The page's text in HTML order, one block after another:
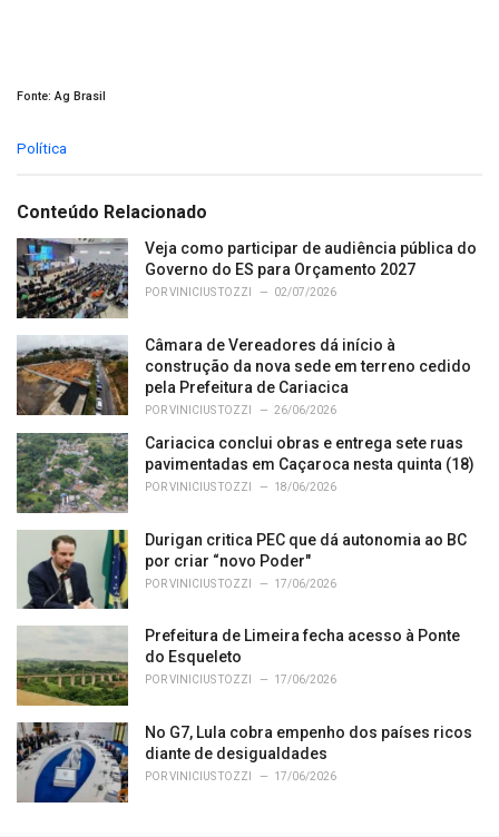
Fonte: Ag Brasil
C
e
o
r
i
e
:
Política
Conteúdo Relacionado
Veja como participar de audiência pública do
Governo do ES para Orçamento 2027
PORVINICIUS TOZZI 02/07/2026
Câmara de Vereadores dá início à
construção da nova sede em terreno cedido
pela Prefeitura de Cariacica
PORVINICIUS TOZZI 26/06/2026
Cariacica conclui obras e entrega sete ruas
pavimentadas em Caçaroca nesta quinta (18)
PORVINICIUS TOZZI 18/06/2026
Durigan critica PEC que dá autonomia ao BC
por criar “novo Poder"
PORVINICIUS TOZZI 17/06/2026
Prefeitura de Limeira fecha acesso à Ponte
do Esqueleto
PORVINICIUS TOZZI 17/06/2026
No G7, Lula cobra empenho dos países ricos
diante de desigualdades
PORVINICIUS TOZZI 17/06/2026